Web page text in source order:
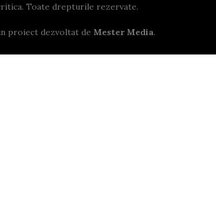
Toate drepturile rezervate.
proiect dezvoltat de Mester Media.